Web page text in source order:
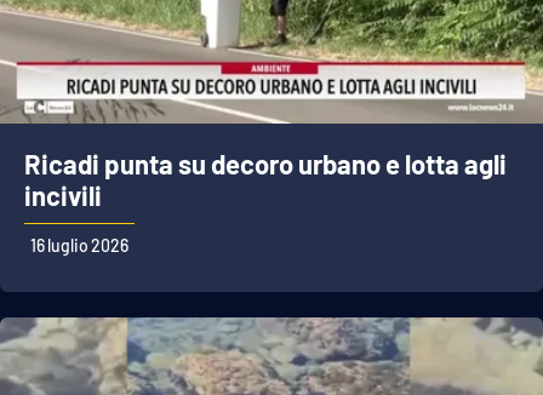
Ricadi punta su decoro urbano e lotta agli
incivili
16 luglio 2026